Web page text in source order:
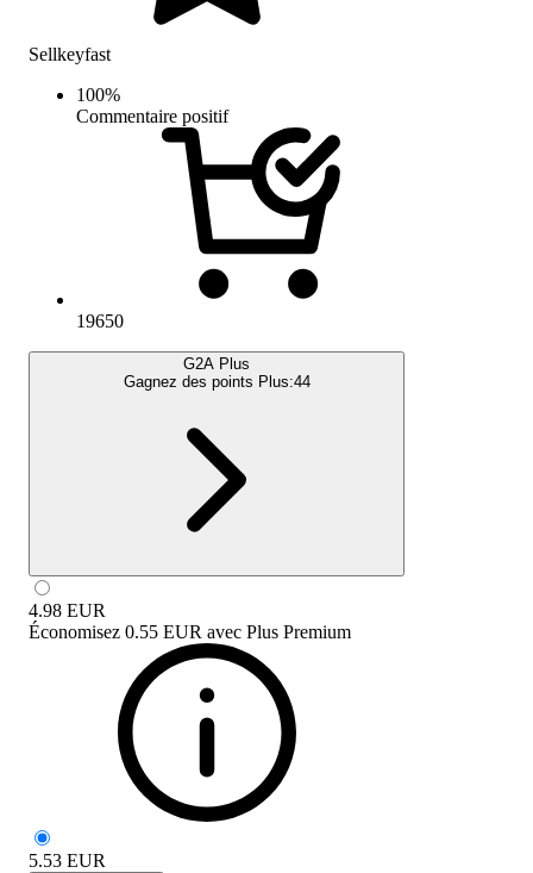
Sellkeyfast
100%
Commentaire positif
19650
G2A Plus
Gagnez des points Plus:44
4.98 EUR
Économisez 0.55 EUR avec Plus Premium
5.53 EUR